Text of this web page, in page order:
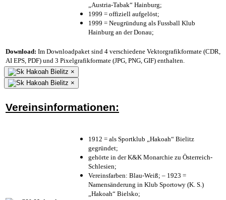
„Austria-Tabak“ Hainburg;
1999 = offiziell aufgelöst;
1999 = Neugründung als Fussball Klub
Hainburg an der Donau;
Download: Im Downloadpaket sind 4 verschiedene Vektorgrafikformate (CDR,
AI EPS, PDF) und 3 Pixelgrafikformate (JPG, PNG, GIF) enthalten.
×
×
Vereinsinformationen:
1912 = als Sportklub „Hakoah“ Bielitz
gegründet;
gehörte in der K&K Monarchie zu Österreich-
Schlesien;
Vereinsfarben: Blau-Weiß; – 1923 =
Namensänderung in Klub Sportowy (K. S.)
„Hakoah“ Bielsko;